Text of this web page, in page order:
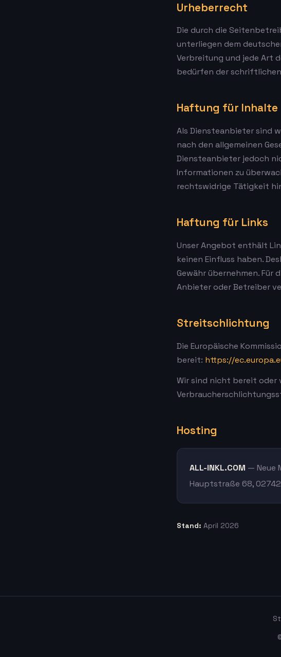
Urheberrecht
Die durch die
unterliegen dem
Verbreitung und jede Art
bedürfen der
Haftung für Inhalte
Als Diensteanbieter sind
nach den allgemeinen
Diensteanbieter jedoch
Informationen zu
rechtswidrige Tätigkeit
Haftung für Links
Unser Angebot enthält
keinen Einfluss haben.
Gewähr übernehmen.
Anbieter oder Betreiber
Streitschlichtung
Die Europäische
bereit: https://
Wir sind nicht bereit
Hosting
ALL-INKL.COM — Neue
Hauptstraße 68,
Stand: April 2026